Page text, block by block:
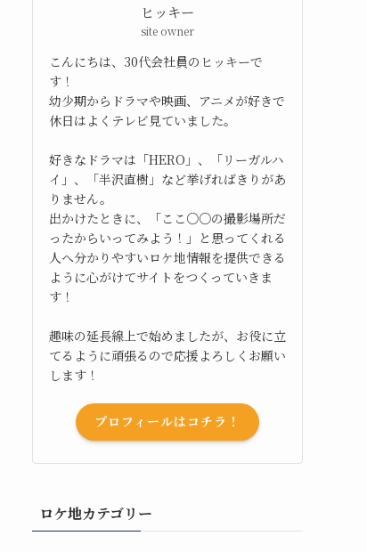
ヒッキー
site owner
こんにちは、30代会社員のヒッキーで
す！
幼少期からドラマや映画、アニメが好きで
休日はよくテレビ見ていました。
好きなドラマは「HERO」、「リーガルハ
イ」、「半沢直樹」など挙げればきりがあ
りません。
出かけたときに、「ここ○○の撮影場所だ
ったからいってみよう！」と思ってくれる
人へ分かりやすいロケ地情報を提供できる
ように心がけてサイトをつくっていきま
す！
趣味の延長線上で始めましたが、お役に立
てるように頑張るので応援よろしくお願い
します！
プロフィールはコチラ！
ロケ地カテゴリー